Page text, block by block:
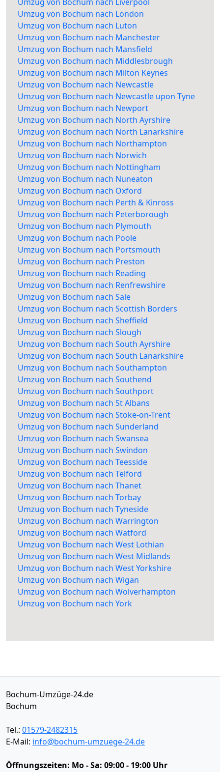
Umzug von Bochum nach London
Umzug von Bochum nach Luton
Umzug von Bochum nach Manchester
Umzug von Bochum nach Mansfield
Umzug von Bochum nach Middlesbrough
Umzug von Bochum nach Milton Keynes
Umzug von Bochum nach Newcastle
Umzug von Bochum nach Newcastle upon Tyne
Umzug von Bochum nach Newport
Umzug von Bochum nach North Ayrshire
Umzug von Bochum nach North Lanarkshire
Umzug von Bochum nach Northampton
Umzug von Bochum nach Norwich
Umzug von Bochum nach Nottingham
Umzug von Bochum nach Nuneaton
Umzug von Bochum nach Oxford
Umzug von Bochum nach Perth & Kinross
Umzug von Bochum nach Peterborough
Umzug von Bochum nach Plymouth
Umzug von Bochum nach Poole
Umzug von Bochum nach Portsmouth
Umzug von Bochum nach Preston
Umzug von Bochum nach Reading
Umzug von Bochum nach Renfrewshire
Umzug von Bochum nach Sale
Umzug von Bochum nach Scottish Borders
Umzug von Bochum nach Sheffield
Umzug von Bochum nach Slough
Umzug von Bochum nach South Ayrshire
Umzug von Bochum nach South Lanarkshire
Umzug von Bochum nach Southampton
Umzug von Bochum nach Southend
Umzug von Bochum nach Southport
Umzug von Bochum nach St Albans
Umzug von Bochum nach Stoke-on-Trent
Umzug von Bochum nach Sunderland
Umzug von Bochum nach Swansea
Umzug von Bochum nach Swindon
Umzug von Bochum nach Teesside
Umzug von Bochum nach Telford
Umzug von Bochum nach Thanet
Umzug von Bochum nach Torbay
Umzug von Bochum nach Tyneside
Umzug von Bochum nach Warrington
Umzug von Bochum nach Watford
Umzug von Bochum nach West Lothian
Umzug von Bochum nach West Midlands
Umzug von Bochum nach West Yorkshire
Umzug von Bochum nach Wigan
Umzug von Bochum nach Wolverhampton
Umzug von Bochum nach York
Bochum-Umzüge-24.de
Bochum
Tel.: 01579-2482315
E-Mail: info@bochum-umzuege-24.de
Öffnungszeiten: Mo - Sa: 09:00 - 19:00 Uhr